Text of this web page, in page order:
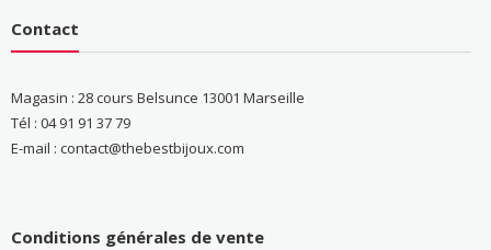
Contact
Magasin : 28 cours Belsunce 13001 Marseille
Tél : 04 91 91 37 79
E-mail : contact@thebestbijoux.com
Conditions générales de vente